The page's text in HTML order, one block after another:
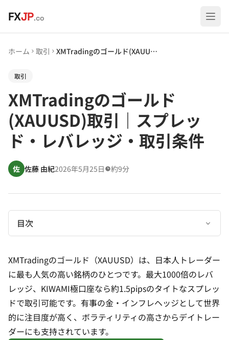
FXJP.co
ホーム 取引 XMTradingのゴールド(XAUUSD)取引｜スプレッド・レバレッジ・取引条件
取引
XMTradingのゴールド
(XAUUSD)取引｜スプレッ
ド・レバレッジ・取引条件
佐 佐藤 由紀2026年5月25日 約9分
目次
XMTradingのゴールド（XAUUSD）は、日本人トレーダー
に最も人気の高い銘柄のひとつです。最大1000倍のレバ
レッジ、KIWAMI極口座なら約1.5pipsのタイトなスプレッ
ドで取引可能です。有事の金・インフレヘッジとして世界
的に注目度が高く、ボラティリティの高さからデイトレー
ダーにも支持されています。